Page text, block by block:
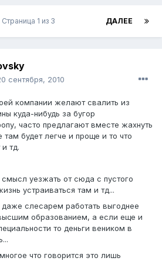
ДАЛЕЕ
Страница 1 из 3
сентября, 2010
компании желают свалить из
куда-нибудь за бугор
часто предлагают вместе жахнуть
там будет легче и проще и то что
тд.
уезжать от сюда с пустого
устраиваться там и тд...
даже слесарем работать выгоднее
образованием, а если еще и
то деньги веником в
что говорится это лишь